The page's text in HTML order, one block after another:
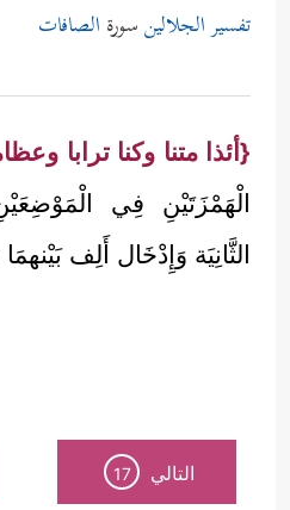
تفسير الجلالينسورة الصافات
{أئذا متنا وكنا ترابا
الْهَمْزَتَيْنِ فِي
الثَّانِيَة وَإِدْخَال أَلِف
التالي 17